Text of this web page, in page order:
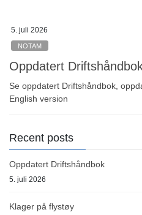
5. juli 2026
NOTAM
Oppdatert
Se oppdatert Driftshåndbok,
English version
Recent posts
Oppdatert Driftshåndbok
5. juli 2026
Klager på flystøy